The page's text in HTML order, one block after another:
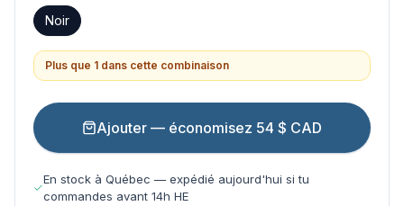
Noir
Plus que 1 dans cette combinaison
Ajouter — économisez 54 $ CAD
En stock à Québec — expédié aujourd'hui si tu
commandes avant 14h HE